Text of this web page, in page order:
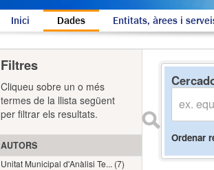
Inici Dades Entitats, àrees i
Ordenar
Filtres
Cliqueu sobre un o més
termes de la llista següent
per filtrar els resultats.
AUTORS
Unitat Municipal d'Anàlisi Te... (7)